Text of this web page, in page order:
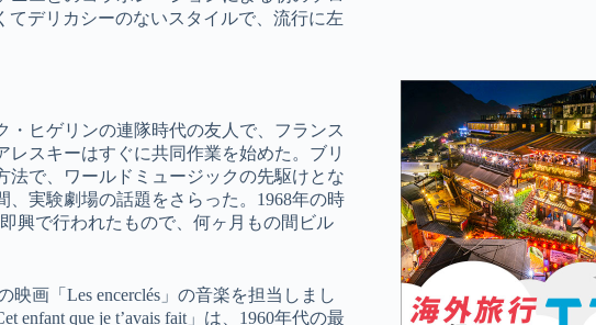
てデリカシーのないスタイルで、流行に左
ヒゲリンの連隊時代の友人で、フランス
スキーはすぐに共同作業を始めた。ブリ
法で、ワールドミュージックの先駆けとな
実験劇場の話題をさらった。1968年の時
興で行われたもので、何ヶ月もの間ビル
画「Les encerclés」の音楽を担当しまし
que je t’avais fait」は、1960年代の最